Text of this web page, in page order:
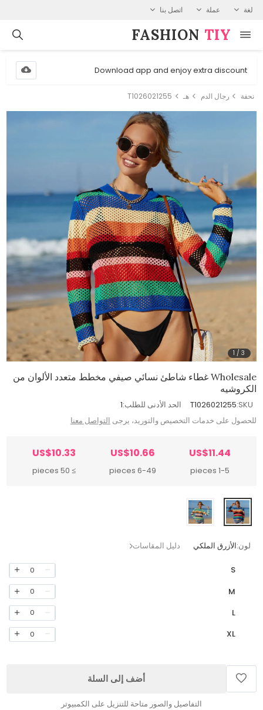
لغة عملة اتصل بنا
FASHION⁠ TIY
Download app and enjoy extra discount
نحفة رجال الدم هـ T1026021255
1 /3
Wholesale غطاء شاطئ نسائي صيفي مخطط متعدد الألوان من
الكروشيه
SKU:
T1026021255 الحد الأدنى للطلب:1
للحصول على خدمات التخصيص والتوريد، يرجى التواصل معنا
US$11.44
1-5 pieces
US$10.66
6-49 pieces
US$10.33
≥ 50 pieces
لون:الأزرق الملكي دليل المقاسات
S
0
M
0
L
0
XL
0
أضف إلى السلة
التفاصيل والصور متاحة للتنزيل على الكمبيوتر